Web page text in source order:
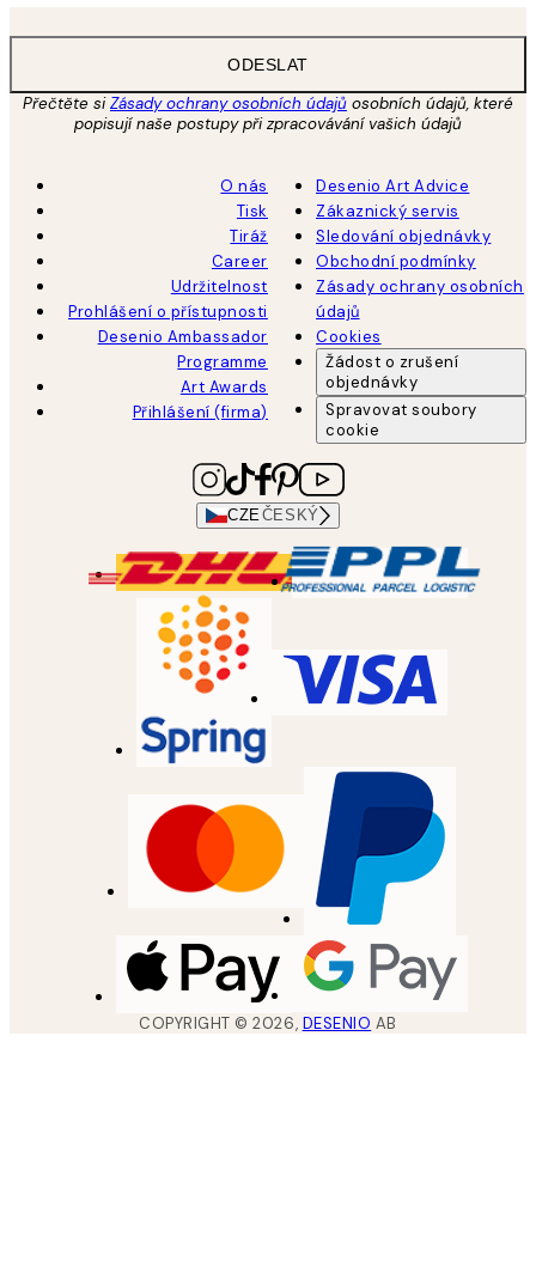
ODESLAT
Přečtěte siZásady ochrany osobních údajů osobních údajů, které
popisují naše postupy při zpracovávání vašich údajů
O nás
Tisk
Tiráž
Career
Udržitelnost
Prohlášení o přístupnosti
Desenio Ambassador
Programme
Art Awards
Přihlášení (firma)
Desenio Art Advice
Zákaznický servis
Sledování objednávky
Obchodní podmínky
Zásady ochrany osobních
údajů
Cookies
Žádost o zrušení
objednávky
Spravovat soubory
cookie
CZEČESKÝ
COPYRIGHT ©2026, DESENIO AB